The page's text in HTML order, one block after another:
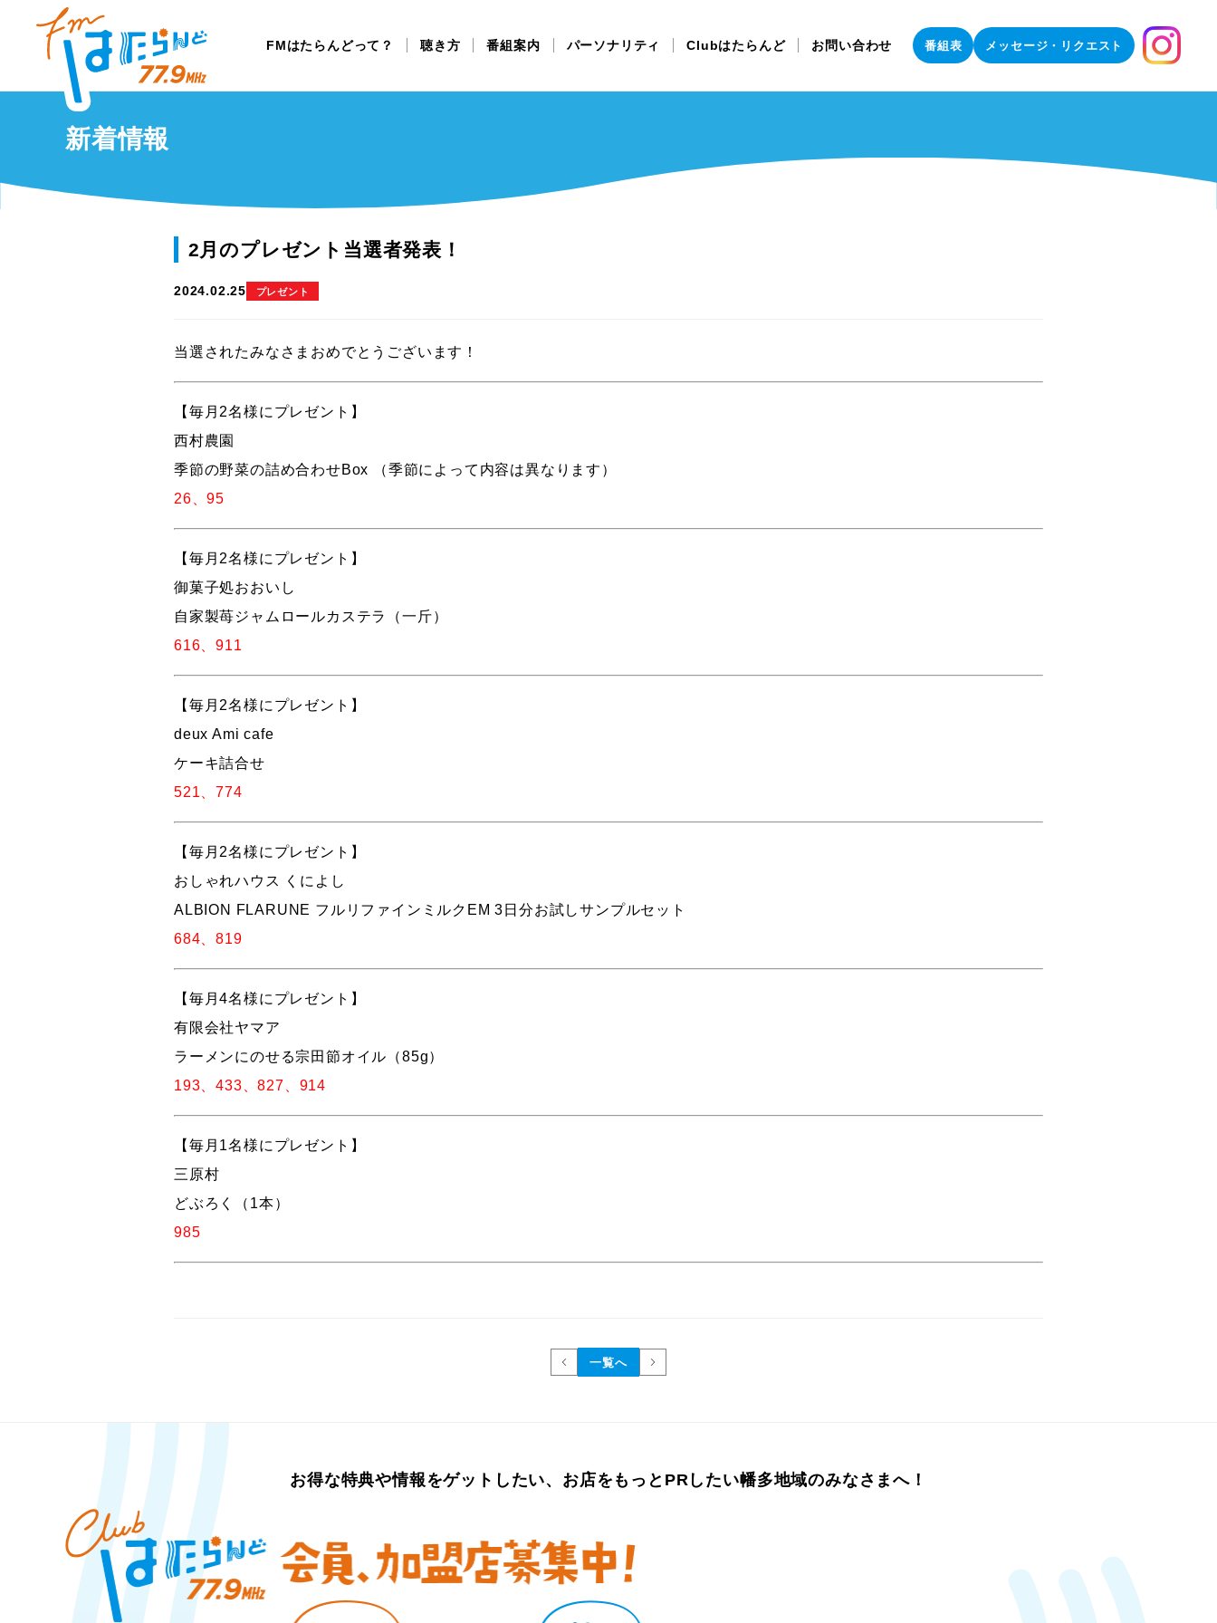
FMはたらんどって？ 聴き方 番組案内 パーソナリティ Clubはたらんど お問い合わせ 番組表 メッセージ・リクエスト
新着情報
2月のプレゼント当選者発表！
2024.02.25 プレゼント
当選されたみなさまおめでとうございます！
【毎月2名様にプレゼント】
西村農園
季節の野菜の詰め合わせBox （季節によって内容は異なります）
26、95
【毎月2名様にプレゼント】
御菓子処おおいし
自家製苺ジャムロールカステラ（一斤）
616、911
【毎月2名様にプレゼント】
deux Ami cafe
ケーキ詰合せ
521、774
【毎月2名様にプレゼント】
おしゃれハウス くによし
ALBION FLARUNE フルリファインミルクEM 3日分お試しサンプルセット
684、819
【毎月4名様にプレゼント】
有限会社ヤマア
ラーメンにのせる宗田節オイル（85g）
193、433、827、914
【毎月1名様にプレゼント】
三原村
どぶろく（1本）
985
一覧へ
お得な特典や情報をゲットしたい、 お店をもっとPRしたい幡多地域のみなさまへ！